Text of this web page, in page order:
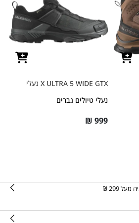
X ULTRA 5 WIDE GTX נעלי
נעלי טיולים גברים
₪ 999
299 ₪